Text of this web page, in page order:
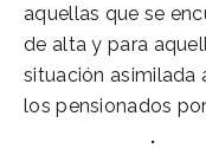
aquellas que se
de alta y para
situación asimilada
los pensionados por
.